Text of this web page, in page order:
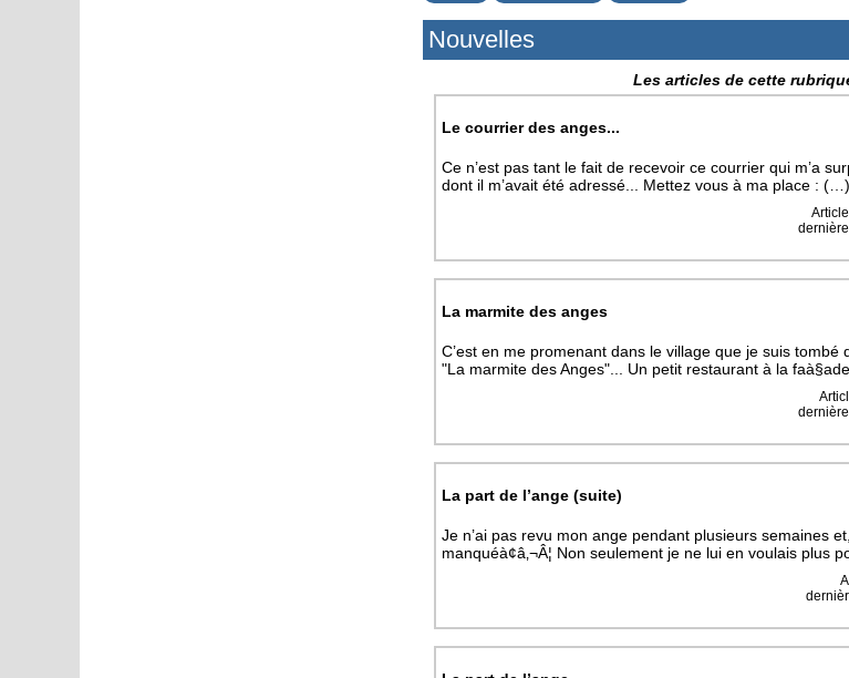
Nouvelles
Les articles de cette
Le courrier des anges...
Ce n’est pas tant le fait de recevoir ce courrier qui m’a
dont il m’avait été adressé... Mettez vous à ma place : (…)
La marmite des anges
C’est en me promenant dans le village que je suis tombé
"La marmite des Anges"... Un petit restaurant à la
La part de l’ange (suite)
Je n’ai pas revu mon ange pendant plusieurs semaines
manquéà¢â‚¬Â¦ Non seulement je ne lui en voulais plus